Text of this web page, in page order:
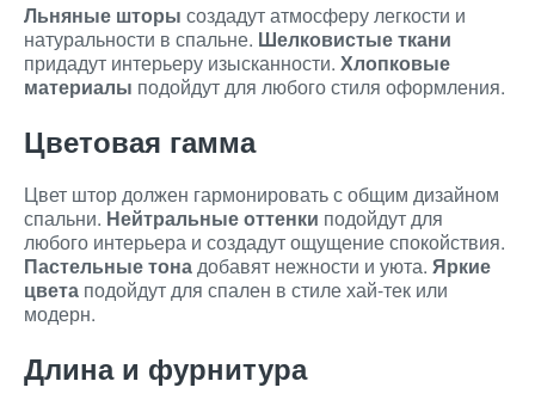
Льняные шторы создадут атмосферу легкости и
натуральности в спальне. Шелковистые ткани
придадут интерьеру изысканности. Хлопковые
материалы подойдут для любого стиля оформления.
Цветовая гамма
Цвет штор должен гармонировать с общим дизайном
спальни. Нейтральные оттенки подойдут для
любого интерьера и создадут ощущение спокойствия.
Пастельные тонадобавят нежности и уюта. Яркие
цвета подойдут для спален в стиле хай-тек или
модерн.
Длина и фурнитура